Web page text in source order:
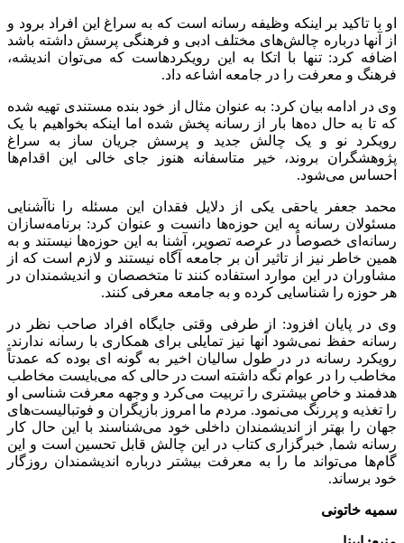
او با تاکید بر اینکه وظیفه رسانه است که به سراغ این افراد برود و
از آنها درباره چالش‌های مختلف ادبی و فرهنگی پرسش داشته باشد
اضافه کرد: تنها با اتکا به این رویکردهاست که می‌توان اندیشه،
فرهنگ و معرفت را در جامعه اشاعه داد.
وی در ادامه بیان کرد: به عنوان مثال از خود بنده مستندی تهیه شده
که تا به حال ده‌ها بار از رسانه پخش شده اما اینکه بخواهیم با یک
رویکرد نو و یک چالش جدید و پرسش جریان ساز به سراغ
پژوهشگران بروند، خیر متاسفانه هنوز جای خالی این اقدام‌ها
احساس می‌شود.
محمد جعفر یاحقی یکی از دلایل فقدان این مسئله را ناآشنایی
مسئولان رسانه به این حوزه‌ها دانست و عنوان کرد: برنامه‌سازان
رسانه‌ای خصوصاً در عرصه تصویر، آشنا به این حوزه‌ها نیستند و به
همین خاطر نیز از تاثیر آن بر جامعه آگاه نیستند و لازم است که از
مشاوران در این موارد استفاده کنند تا متخصصان و اندیشمندان در
هر حوزه را شناسایی کرده و به جامعه معرفی کنند.
وی در پایان افزود: از طرفی وقتی جایگاه افراد صاحب نظر در
رسانه حفظ نمی‌شود آنها نیز تمایلی برای همکاری با رسانه ندارند.
رویکرد رسانه در در طول سالیان اخیر به گونه ای بوده که عمدتاً
مخاطب را در عوام نگه داشته است در حالی که می‌بایست مخاطب
هدفمند و خاص بیشتری را تربیت می‌کرد و وجهه معرفت شناسی او
را تغذیه و پررنگ می‌نمود. مردم ما امروز بازیگران و فوتبالیست‌های
جهان را بهتر از اندیشمندان داخلی خود می‌شناسند با این حال کار
رسانه شما, خبرگزاری کتاب در این چالش قابل تحسین است و این
گام‌ها می‌تواند ما را به معرفت بیشتر درباره اندیشمندان روزگار
خود برساند.
سمیه خاتونی